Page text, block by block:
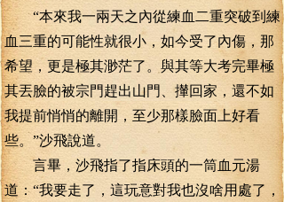
“本來我一兩天之內從練血二重突破到練
血三重的可能性就很小，如今受了內傷，那
希望，更是極其渺茫了。與其等大考完畢極
其丟臉的被宗門趕出山門、攆回家，還不如
我提前悄悄的離開，至少那樣臉面上好看
些。”沙飛說道。
言畢，沙飛指了指床頭的一筒血元湯
道：“我要走了，這玩意對我也沒啥用處了，